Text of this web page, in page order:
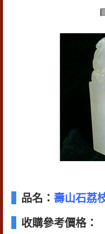
品名： 壽山石荔
收購參考價格：